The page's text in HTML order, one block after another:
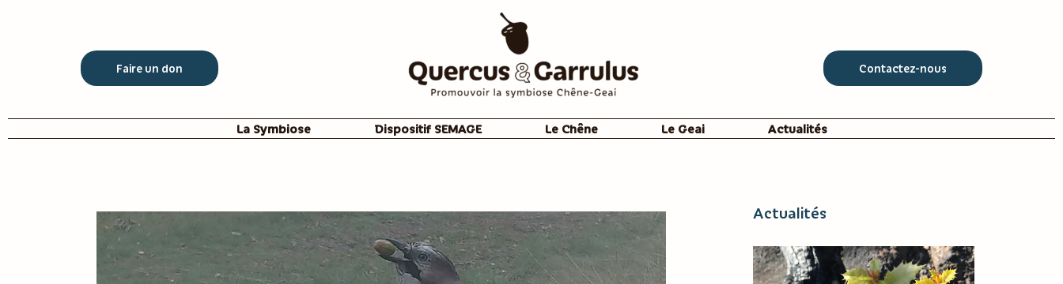
Faire un don Contactez-nous
La Symbiose Dispositif SEMAGE Le Chêne Le Geai Actualités
Actualités